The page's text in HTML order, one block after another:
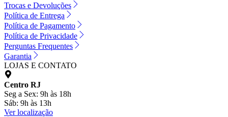
Trocas e Devoluções
Política de Entrega
Política de Pagamento
Política de Privacidade
Perguntas Frequentes
Garantia
LOJAS E CONTATO
Centro RJ
Seg a Sex: 9h às 18h
Sáb: 9h às 13h
Ver localização